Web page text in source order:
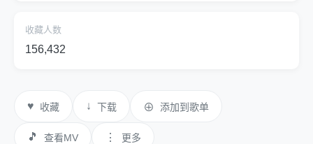
收藏人数
156,432
♥ 收藏 ↓ 下载 ⊕ 添加到歌单
🎵 查看MV ⋮ 更多